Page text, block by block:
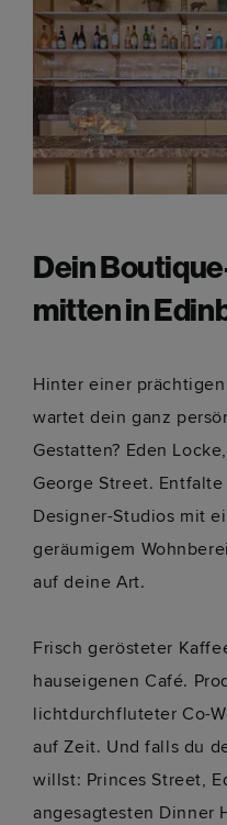
Dein
mitten in
Hinter einer
wartet dein ganz
Gestatten? Eden
George Street.
Designer-Studios mit
geräumigem
auf deine Art.
Frisch gerösteter
hauseigenen Café.
lichtdurchfluteter Co-
auf Zeit. Und falls du
willst: Princes Street,
angesagtesten Dinner